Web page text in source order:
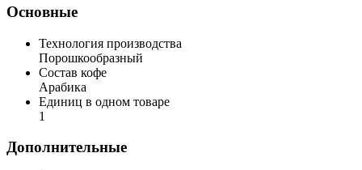
Основные
Технология производства
Порошкообразный
Состав кофе
Арабика
Единиц в одном товаре
1
Дополнительные